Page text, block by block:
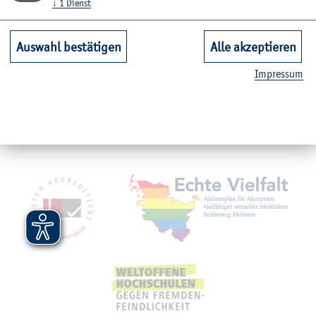
Unsere Fachbereiche
Mit­glied­schaf­ten,
↓ 1 Dienst
Auswahl bestätigen Alle akzeptieren
Im­pres­sum